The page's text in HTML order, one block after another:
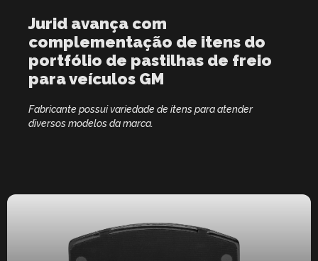
Jurid avança com
complementação de itens do
portfólio de pastilhas de freio
para veículos GM
Fabricante possui variedade de itens para atender
diversos modelos da marca.